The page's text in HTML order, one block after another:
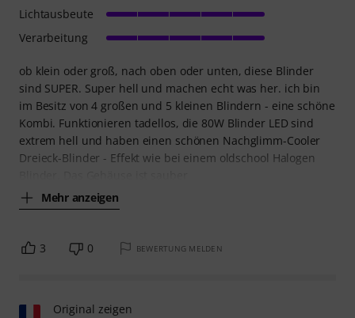
ob klein oder groß, nach oben oder unten, diese Blinder
sind SUPER. Super hell und machen echt was her. ich bin
im Besitz von 4 großen und 5 kleinen Blindern - eine schöne
Kombi. Funktionieren tadellos, die 80W Blinder LED sind
extrem hell und haben einen schönen Nachglimm-Cooler
Dreieck-Blinder - Effekt wie bei einem oldschool Halogen
Mehr anzeigen
Lichtausbeute
Verarbeitung
3 0 BEWERTUNG MELDEN
Original zeigen